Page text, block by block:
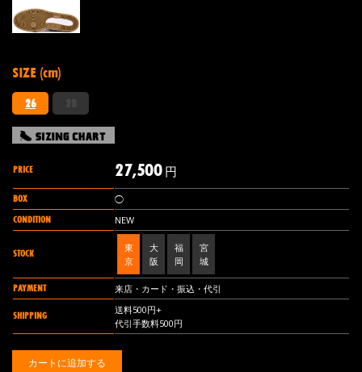
SIZE (cm)
26
PRICE 27,500円
BOX ◯
CONDITION NEW
STOCK
東
京
大
阪
福
岡
宮
城
PAYMENT 来店・カード・振込・代引
SHIPPING
送料500円+
代引手数料500円